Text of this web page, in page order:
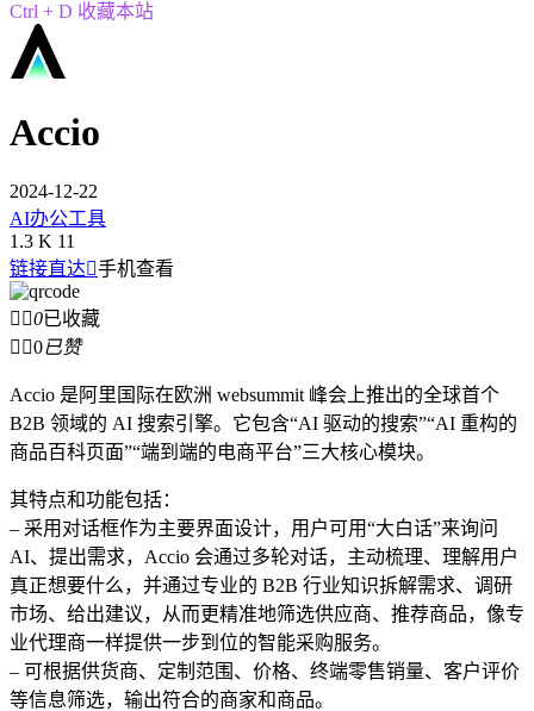
Ctrl + D 收藏本站
Accio
2024-12-22
AI办公工具
1.3 K 11
链接直达手机查看
 0已收藏
 0已赞
Accio 是阿里国际在欧洲 websummit 峰会上推出的全球首个
B2B 领域的 AI 搜索引擎。它包含“AI 驱动的搜索”“AI 重构的
商品百科页面”“端到端的电商平台”三大核心模块。
其特点和功能包括：
– 采用对话框作为主要界面设计，用户可用“大白话”来询问
AI、提出需求，Accio 会通过多轮对话，主动梳理、理解用户
真正想要什么，并通过专业的 B2B 行业知识拆解需求、调研
市场、给出建议，从而更精准地筛选供应商、推荐商品，像专
业代理商一样提供一步到位的智能采购服务。
– 可根据供货商、定制范围、价格、终端零售销量、客户评价
等信息筛选，输出符合的商家和商品。